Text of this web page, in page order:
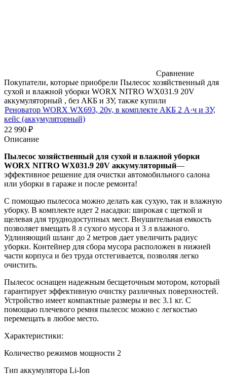
Сравнение
Покупатели, которые приобрели Пылесос хозяйственный для
сухой и влажной уборки WORX NITRO WX031.9 20V
аккумуляторный , без АКБ и ЗУ, также купили
Реноватор WORX WX693, 20v, в комплекте АКБ 2 А·ч и ЗУ,
кейс (аккумуляторный)
22 990 ₽
Описание
Пылесос хозяйственный для сухой и влажной уборки
WORX NITRO WX031.9 20V аккумуляторный—
эффективное решение для очистки автомобильного салона
или уборки в гараже и после ремонта!
С помощью пылесоса можно делать как сухую, так и влажную
уборку. В комплекте идет 2 насадки: широкая с щеткой и
щелевая для труднодоступных мест. Внушительная емкость
позволяет вмещать 8 л сухого мусора и 3 л влажного.
Удлиняющий шланг до 2 метров дает увеличить радиус
уборки. Контейнер для сбора мусора расположен в нижней
части корпуса и без труда отстегивается, позволяя легко
очистить.
Пылесос оснащен надежным бесщеточным мотором, который
гарантирует эффективную очистку различных поверхностей.
Устройство имеет компактные размеры и вес 3.1 кг. С
помощью плечевого ремня пылесос можно с легкостью
перемещать в любое место.
Характеристики:
Количество режимов мощности 2
Тип аккумулятора Li-Ion